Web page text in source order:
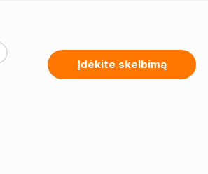
Įdėkite skelbimą